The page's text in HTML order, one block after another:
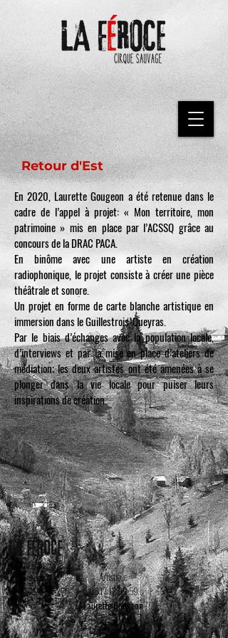
Retour d'Est
En 2020, Laurette Gougeon a été retenue dans le
cadre de l’appel à projet: « Mon territoire, mon
patrimoine » mis en place par l’ACSSQ grâce au
concours de la DRAC PACA.
En binôme avec une artiste en création
radiophonique, le projet consiste à créer une pièce
théâtrale et sonore.
Un projet en forme de carte blanche artistique en
immersion dans le Guillestrois-Queyras.
Par le biais d’échanges avec la population locale,
d’interviews et par la mise en place d’ateliers de
médiation; les deux artistes ont été amenées à se
plonger dans la vie locale pour puiser leurs
inspirations de création.
SIEGE SOCIAL
La Charousse
447 route de Queyras
05600, GUILLESTRE
Artistique
06 17 12 09 59
Laurette Gougeon